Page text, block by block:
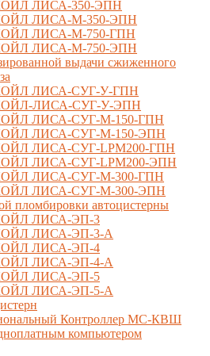
ЛИСА-350-ЭПН
ЛИСА-М-350-ЭПН
ЛИСА-М-750-ГПН
ЛИСА-М-750-ЭПН
выдачи сжиженного
ЛИСА-СУГ-У-ГПН
ЛИСА-СУГ-У-ЭПН
ЛИСА-СУГ-М-150-ГПН
ЛИСА-СУГ-М-150-ЭПН
ЛИСА-СУГ-LPM200-ГПН
ЛИСА-СУГ-LPM200-ЭПН
ЛИСА-СУГ-М-300-ГПН
ЛИСА-СУГ-М-300-ЭПН
пломбировки автоцистерны
ЛИСА-ЭП-3
ЛИСА-ЭП-3-А
ЛИСА-ЭП-4
ЛИСА-ЭП-4-А
ЛИСА-ЭП-5
ЛИСА-ЭП-5-А
Контроллер МС-КВШ
компьютером